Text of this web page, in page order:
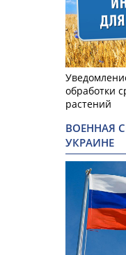
обработки
растений
ВОЕННАЯ
УКРАИНЕ